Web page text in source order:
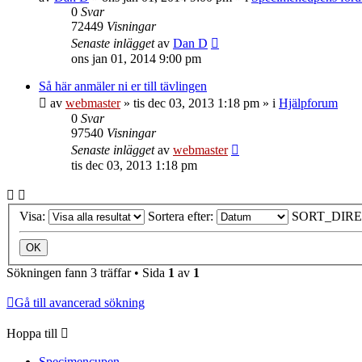
0 Svar
72449 Visningar
Senaste inläggetav Dan D
ons jan 01, 2014 9:00 pm
Så här anmäler ni er till tävlingen
av webmaster» tis dec 03, 2013 1:18 pm » i Hjälpforum
0 Svar
97540 Visningar
Senaste inläggetav webmaster
tis dec 03, 2013 1:18 pm
Visa: Sortera efter:
Sökningen fann 3 träffar • Sida 1 av 1
Gå till avancerad sökning
Hoppa till